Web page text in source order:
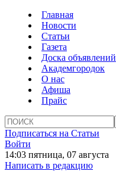
Главная
Новости
Статьи
Газета
Доска объявлений
Академгородок
О нас
Афиша
Прайс
Подписаться на Статьи
Войти
14:03 пятница, 07 августа
Написать в редакцию